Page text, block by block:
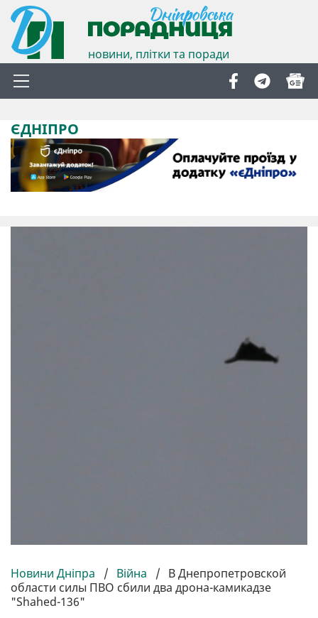
новини, плітки та поради
ЄДНІПРО
Новини Дніпра / Війна / В Днепропетровской
области силы ПВО сбили два дрона-камикадзе
"Shahed-136"